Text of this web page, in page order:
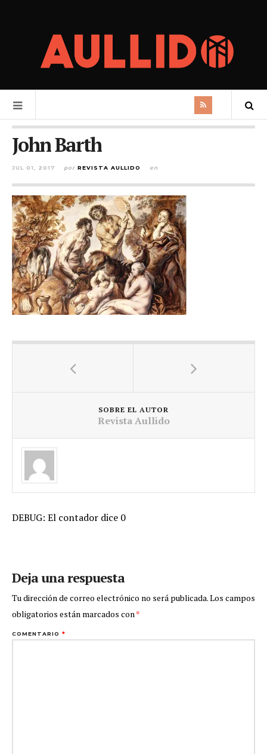
John Barth
JUL 01, 2017 por REVISTA AULLIDO en
SOBRE EL AUTOR
Revista Aullido
DEBUG: El contador dice 0
Deja una respuesta
Tu dirección de correo electrónico no será publicada.Los campos
obligatorios están marcados con*
COMENTARIO *